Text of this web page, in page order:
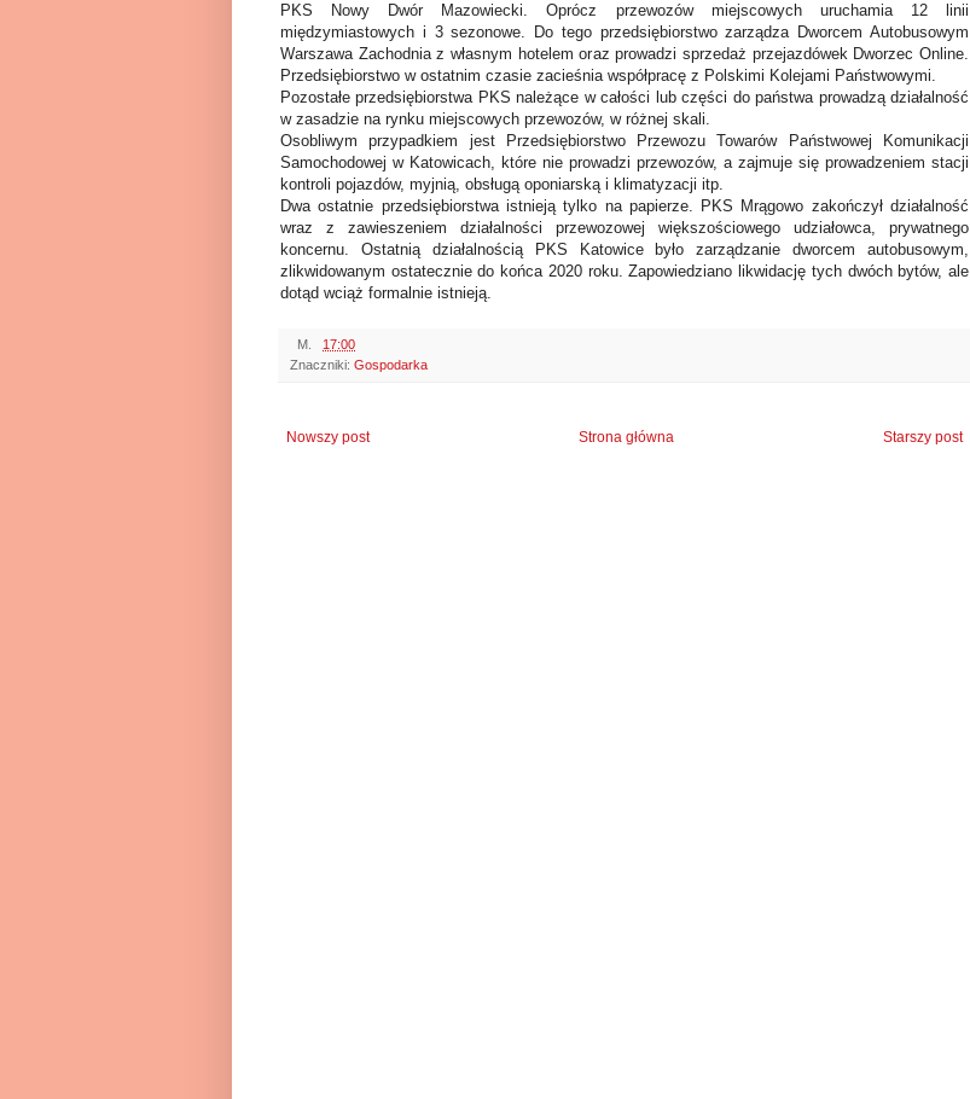
PKS Nowy Dwór Mazowiecki. Oprócz przewozów miejscowych uruchamia 12 linii
międzymiastowych i 3 sezonowe. Do tego przedsiębiorstwo zarządza Dworcem Autobusowym
Warszawa Zachodnia z własnym hotelem oraz prowadzi sprzedaż przejazdówek Dworzec Online.
Przedsiębiorstwo w ostatnim czasie zacieśnia współpracę z Polskimi Kolejami Państwowymi.
Pozostałe przedsiębiorstwa PKS należące w całości lub części do państwa prowadzą działalność
w zasadzie na rynku miejscowych przewozów, w różnej skali.
Osobliwym przypadkiem jest Przedsiębiorstwo Przewozu Towarów Państwowej Komunikacji
Samochodowej w Katowicach, które nie prowadzi przewozów, a zajmuje się prowadzeniem stacji
kontroli pojazdów, myjnią, obsługą oponiarską i klimatyzacji itp.
Dwa ostatnie przedsiębiorstwa istnieją tylko na papierze. PKS Mrągowo zakończył działalność
wraz z zawieszeniem działalności przewozowej większościowego udziałowca, prywatnego
koncernu. Ostatnią działalnością PKS Katowice było zarządzanie dworcem autobusowym,
zlikwidowanym ostatecznie do końca 2020 roku. Zapowiedziano likwidację tych dwóch bytów, ale
dotąd wciąż formalnie istnieją.
M.
17:00
Znaczniki: Gospodarka
Nowszy post Starszy post
Strona główna